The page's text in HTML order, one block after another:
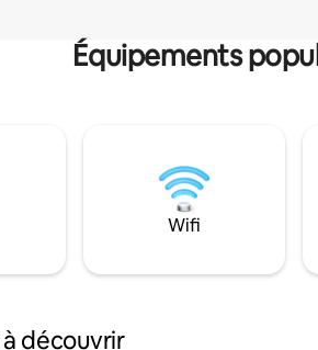
Équipements
Wifi
découvrir